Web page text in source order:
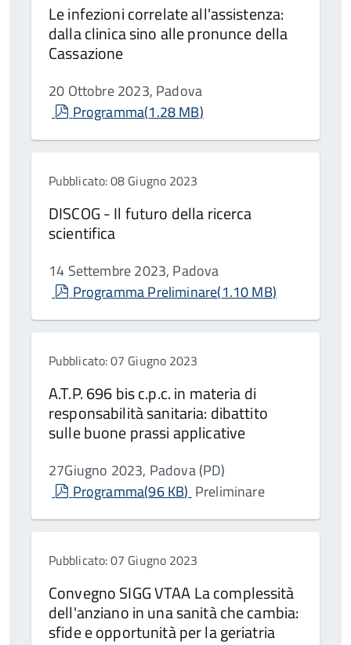
Le infezioni correlate all'assistenza:
dalla clinica sino alle pronunce della
Cassazione
20 Ottobre 2023, Padova
pdf
Programma(1.28 MB)
Pubblicato: 08 Giugno 2023
DISCOG - Il futuro della ricerca
scientifica
14 Settembre 2023, Padova
pdf
Programma Preliminare(1.10 MB)
Pubblicato: 07 Giugno 2023
A.T.P. 696 bis c.p.c. in materia di
responsabilità sanitaria: dibattito
sulle buone prassi applicative
27Giugno 2023, Padova (PD)
pdf
Programma(96 KB) Preliminare
Pubblicato: 07 Giugno 2023
Convegno SIGG VTAA La complessità
dell'anziano in una sanità che cambia:
sfide e opportunità per la geriatria